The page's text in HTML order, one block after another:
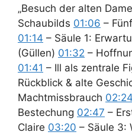
„Besuch der alten
Schaubilds 01:06 –
01:14 – Säule 1:
(Güllen) 01:32 –
01:41 – Ill als zentrale
Rückblick & alte
Machtmissbrauch 02:24
Bestechung 02:47 –
Claire 03:20 – Säule 3: